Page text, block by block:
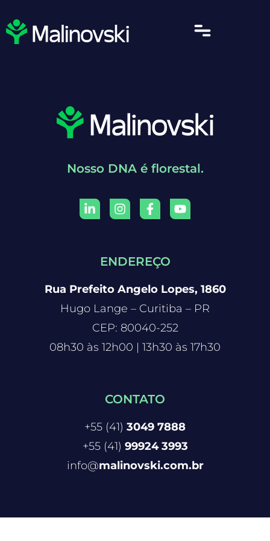
Nosso DNA é florestal.
ENDEREÇO
Rua Prefeito Angelo Lopes, 1860
Hugo Lange – Curitiba – PR
CEP: 80040-252
08h30 às 12h00 | 13h30 às 17h30
CONTATO
+55 (41) 3049 7888
+55 (41) 99924 3993
info@malinovski.com.br